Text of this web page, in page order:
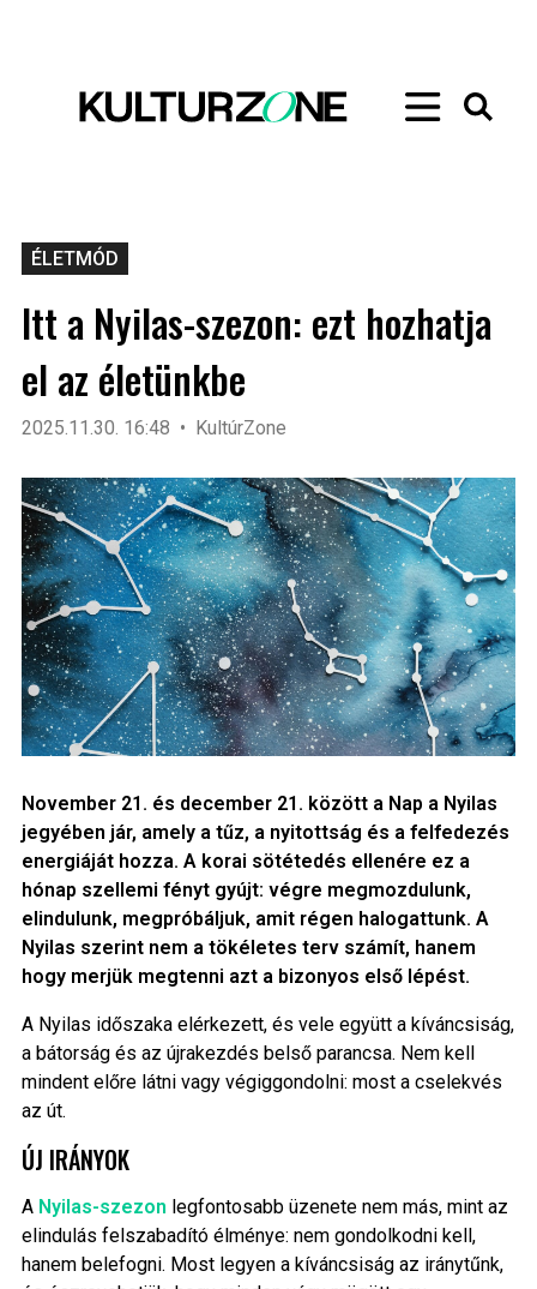
ÉLETMÓD
Itt a Nyilas-szezon: ezt hozhatja
el az életünkbe
2025.11.30. 16:48 KultúrZone
November 21. és december 21. között a Nap a Nyilas
jegyében jár, amely a tűz, a nyitottság és a felfedezés
energiáját hozza. A korai sötétedés ellenére ez a
hónap szellemi fényt gyújt: végre megmozdulunk,
elindulunk, megpróbáljuk, amit régen halogattunk. A
Nyilas szerint nem a tökéletes terv számít, hanem
hogy merjük megtenni azt a bizonyos első lépést.
A Nyilas időszaka elérkezett, és vele együtt a kíváncsiság,
a bátorság és az újrakezdés belső parancsa. Nem kell
mindent előre látni vagy végiggondolni: most a cselekvés
az út.
ÚJ IRÁNYOK
A Nyilas-szezon legfontosabb üzenete nem más, mint az
elindulás felszabadító élménye: nem gondolkodni kell,
hanem belefogni. Most legyen a kíváncsiság az iránytűnk,